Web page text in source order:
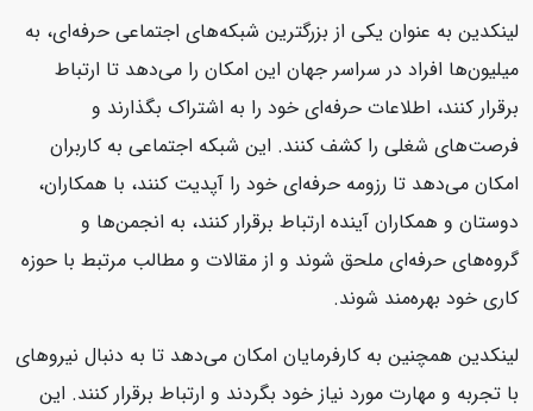
لینکدین به عنوان یکی از بزرگترین شبکه‌های اجتماعی حرفه‌ای، به
میلیون‌ها افراد در سراسر جهان این امکان را می‌دهد تا ارتباط
برقرار کنند، اطلاعات حرفه‌ای خود را به اشتراک بگذارند و
فرصت‌های شغلی را کشف کنند. این شبکه اجتماعی به کاربران
امکان می‌دهد تا رزومه حرفه‌ای خود را آپدیت کنند، با همکاران،
دوستان و همکاران آینده ارتباط برقرار کنند، به انجمن‌ها و
گروه‌های حرفه‌ای ملحق شوند و از مقالات و مطالب مرتبط با حوزه
کاری خود بهره‌مند شوند.
لینکدین همچنین به کارفرمایان امکان می‌دهد تا به دنبال نیروهای
با تجربه و مهارت مورد نیاز خود بگردند و ارتباط برقرار کنند. این